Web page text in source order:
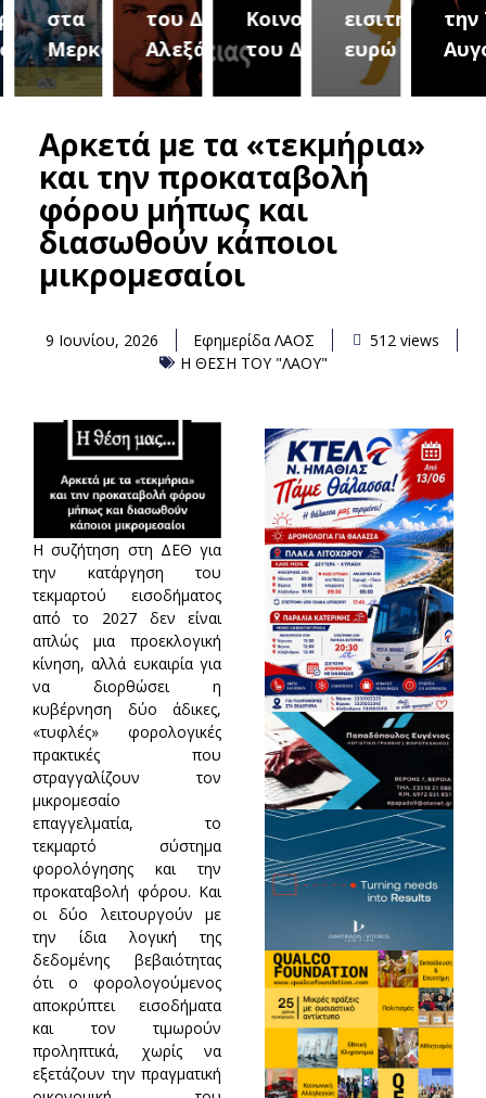
στα
Μερκούρεια
του Δήμου
Αλεξάνδρειας
Κοινοτήτων
του Δήμου
εισιτήριο 2
ευρώ
την
Αρκετά με τα «τεκμήρια»
και την προκαταβολή
φόρου μήπως και
διασωθούν κάποιοι
μικρομεσαίοι
9 Ιουνίου, 2026 Εφημερίδα ΛΑΟΣ
512 views
Η ΘΕΣΗ ΤΟΥ "ΛΑΟΥ"
Η συζήτηση στη ΔΕΘ για
την κατάργηση του
τεκμαρτού εισοδήματος
από το 2027 δεν είναι
απλώς μια προεκλογική
κίνηση, αλλά ευκαιρία για
να διορθώσει η
κυβέρνηση δύο άδικες,
«τυφλές» φορολογικές
πρακτικές που
στραγγαλίζουν τον
μικρομεσαίο
επαγγελματία, το
τεκμαρτό σύστημα
φορολόγησης και την
προκαταβολή φόρου. Και
οι δύο λειτουργούν με
την ίδια λογική της
δεδομένης βεβαιότητας
ότι ο φορολογούμενος
αποκρύπτει εισοδήματα
και τον τιμωρούν
προληπτικά, χωρίς να
εξετάζουν την πραγματική